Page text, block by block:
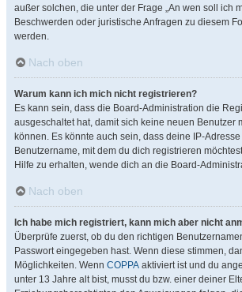
außer solchen, die unter der Frage „An wen soll ich
Beschwerden oder juristische Anfragen zu diesem
werden.
Nach oben
Warum kann ich mich nicht registrieren?
Es kann sein, dass die Board-Administration die
ausgeschaltet hat, damit sich keine neuen Benutzer
können. Es könnte auch sein, dass deine IP-
Benutzername, mit dem du dich registrieren
Hilfe zu erhalten, wende dich an die Board-
Nach oben
Ich habe mich registriert, kann mich aber nicht
Überprüfe zuerst, ob du den richtigen
Passwort eingegeben hast. Wenn diese stimmen,
Möglichkeiten. Wenn COPPA aktiviert ist und du
unter 13 Jahre alt bist, musst du bzw. einer deiner